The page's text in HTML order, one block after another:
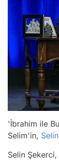
'İbrahim ile
Selim'in,
Selin